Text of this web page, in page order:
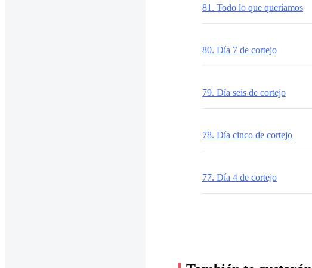
81. Todo lo que queríamos
80. Día 7 de cortejo
79. Día seis de cortejo
78. Día cinco de cortejo
77. Día 4 de cortejo